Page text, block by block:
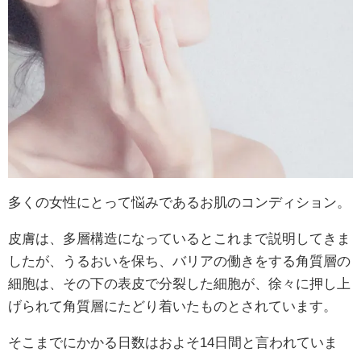
多くの女性にとって悩みであるお肌のコンディション。
皮膚は、多層構造になっているとこれまで説明してきま
したが、うるおいを保ち、バリアの働きをする角質層の
細胞は、その下の表皮で分裂した細胞が、徐々に押し上
げられて角質層にたどり着いたものとされています。
そこまでにかかる日数はおよそ14日間と言われていま